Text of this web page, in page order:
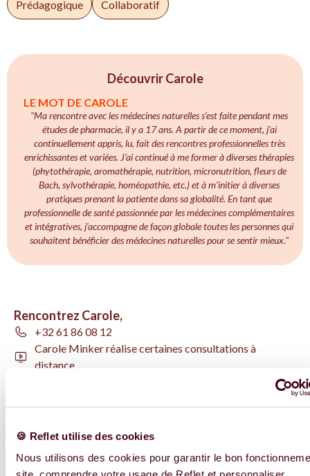
🍪 Reflet utilise des cookies
Nous utilisons des cookies pour garantir le bon
Découvrir Carole
LE MOT DE CAROLE
"Ma rencontre avec les médecines naturelles s’est faite pendant mes
études de pharmacie, il y a 17 ans. A partir de ce moment, j’ai
continuellement appris, lu, fait des rencontres professionnelles très
enrichissantes et variées. J’ai continué à me former à diverses thérapies
(phytothérapie, aromathérapie, nutrition, micronutrition, fleurs de
Bach, sylvothérapie, homéopathie, etc.) et à m’initier à diverses
pratiques prenant la patiente dans sa globalité. En tant que
professionnelle de santé passionnée par les médecines complémentaires
et intégratives, j’accompagne de façon globale toutes les personnes qui
souhaitent bénéficier des médecines naturelles pour se sentir mieux."
Prédagogique Collaboratif
Rencontrez Carole,
+32 61 86 08 12
Carole Minker réalise certaines consultations à
distance
Carole Minker a environ 2 semaines d'attente pour un